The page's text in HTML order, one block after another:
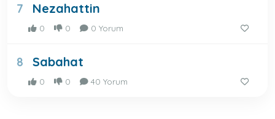
7 Nezahattin
0 0 0 Yorum
8 Sabahat
0 0 40 Yorum